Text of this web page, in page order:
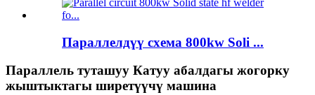
Параллелдүү схема 800kw Soli ...
Параллель туташуу Катуу абалдагы жогорку
жыштыктагы ширетүүчү машина